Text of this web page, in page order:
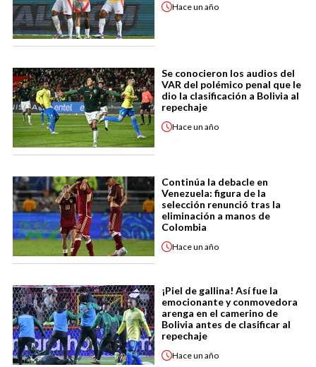
Haceun año
Se conocieron los audios del
VAR del polémico penal que le
dio la clasificación a Bolivia al
repechaje
Haceun año
Continúa la debacle en
Venezuela: figura de la
selección renunció tras la
eliminación a manos de
Colombia
Haceun año
¡Piel de gallina! Así fue la
emocionante y conmovedora
arenga en el camerino de
Bolivia antes de clasificar al
repechaje
Haceun año